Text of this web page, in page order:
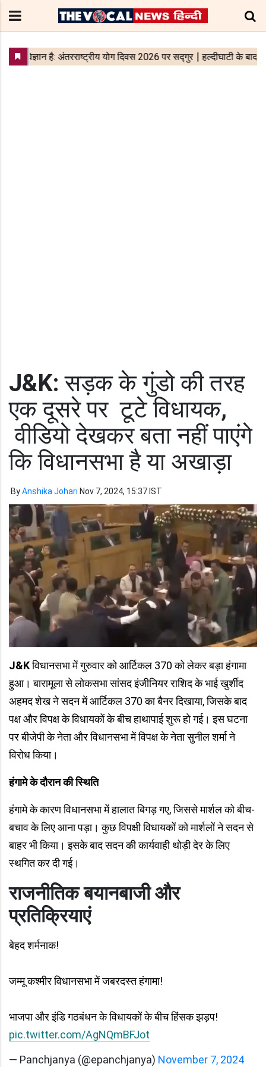
J&K: सड़क के गुंडो की तरह
एक दूसरे पर टूटे विधायक,
वीडियो देखकर बता नहीं पाएंगे
कि विधानसभा है या अखाड़ा
ByAnshika Johari Nov 7, 2024, 15:37 IST
J&Kविधानसभा में गुरुवार को आर्टिकल 370 को लेकर बड़ा हंगामा
हुआ। बारामूला से लोकसभा सांसद इंजीनियर राशिद के भाई खुर्शीद
अहमद शेख ने सदन में आर्टिकल 370 का बैनर दिखाया, जिसके बाद
पक्ष और विपक्ष के विधायकों के बीच हाथापाई शुरू हो गई। इस घटना
पर बीजेपी के नेता और विधानसभा में विपक्ष के नेता सुनील शर्मा ने
विरोध किया।
हंगामे के दौरान की स्थिति
हंगामे के कारण विधानसभा में हालात बिगड़ गए, जिससे मार्शल को बीच-
बचाव के लिए आना पड़ा। कुछ विपक्षी विधायकों को मार्शलों ने सदन से
बाहर भी किया। इसके बाद सदन की कार्यवाही थोड़ी देर के लिए
स्थगित कर दी गई।
राजनीतिक बयानबाजी और
प्रतिक्रियाएं
बेहद शर्मनाक!
जम्मू कश्मीर विधानसभा में जबरदस्त हंगामा!
भाजपा और इंडि गठबंधन के विधायकों के बीच हिंसक झड़प!
pic.twitter.com/AgNQmBFJot
— Panchjanya (@epanchjanya) November 7, 2024